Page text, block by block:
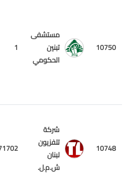
10750
مستشفى
تبنين
الحكومي
1
10748
شركة
تلفزيون
لبنان
ش.م.ل.
71702